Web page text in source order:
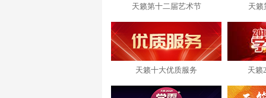
天籁第十二届艺术节 天籁
天籁十大优质服务 天籁